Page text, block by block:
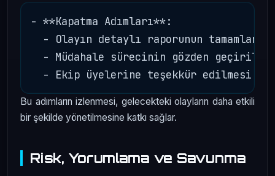
- **Kapatma Adımları**:
- Olayın detaylı raporunun
- Müdahale sürecinin gözden
Bu adımların izlenmesi, gelecekteki olayların daha etkili
bir şekilde yönetilmesine katkı sağlar.
Risk, Yorumlama ve Savunma